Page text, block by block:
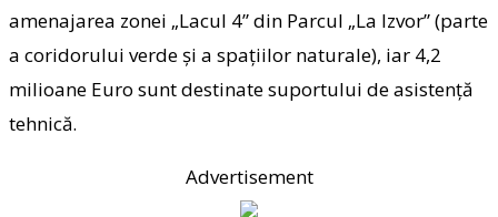
amenajarea zonei „Lacul 4” din Parcul „La Izvor” (parte
a coridorului verde și a spațiilor naturale), iar 4,2
milioane Euro sunt destinate suportului de asistență
tehnică.
Advertisement